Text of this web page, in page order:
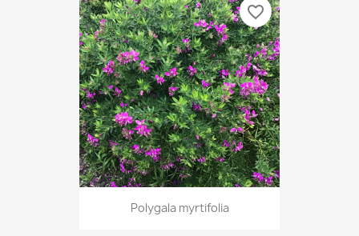
Polygala myrtifolia
favorite_border